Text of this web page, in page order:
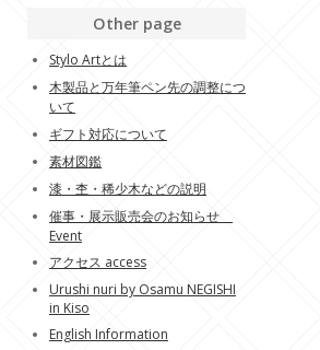
Other page
Stylo Artとは
木製品と万年筆ペン先の調整につ
いて
ギフト対応について
素材図鑑
漆・杢・稀少木などの説明
催事・展示販売会のお知らせ
Event
アクセス access
Urushi nuri by Osamu NEGISHI
in Kiso
English Information